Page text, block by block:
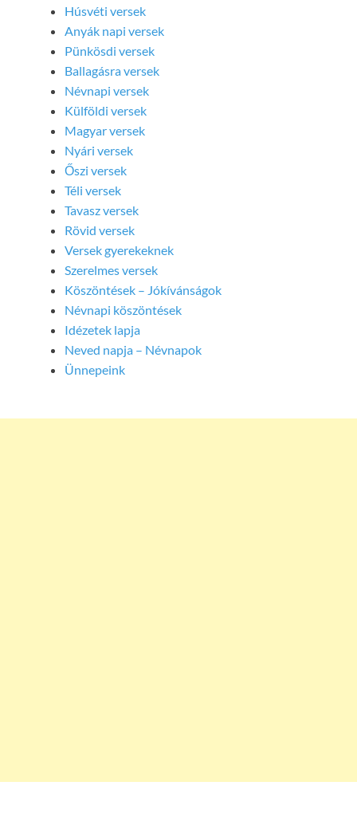
Húsvéti versek
Anyák napi versek
Pünkösdi versek
Ballagásra versek
Névnapi versek
Külföldi versek
Magyar versek
Nyári versek
Őszi versek
Téli versek
Tavasz versek
Rövid versek
Versek gyerekeknek
Szerelmes versek
Köszöntések – Jókívánságok
Névnapi köszöntések
Idézetek lapja
Neved napja – Névnapok
Ünnepeink